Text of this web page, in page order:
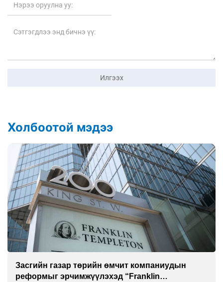
Илгээх
Холбоотой мэдээ
Засгийн газар төрийн өмчит компаниудын
реформыг эрчимжүүлэхэд “Franklin